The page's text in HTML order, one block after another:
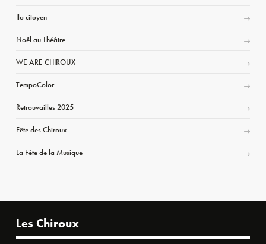
Ilo citoyen
Noël au Théâtre
WE ARE CHIROUX
TempoColor
Retrouvailles 2025
Fête des Chiroux
La Fête de la Musique
Les Chiroux